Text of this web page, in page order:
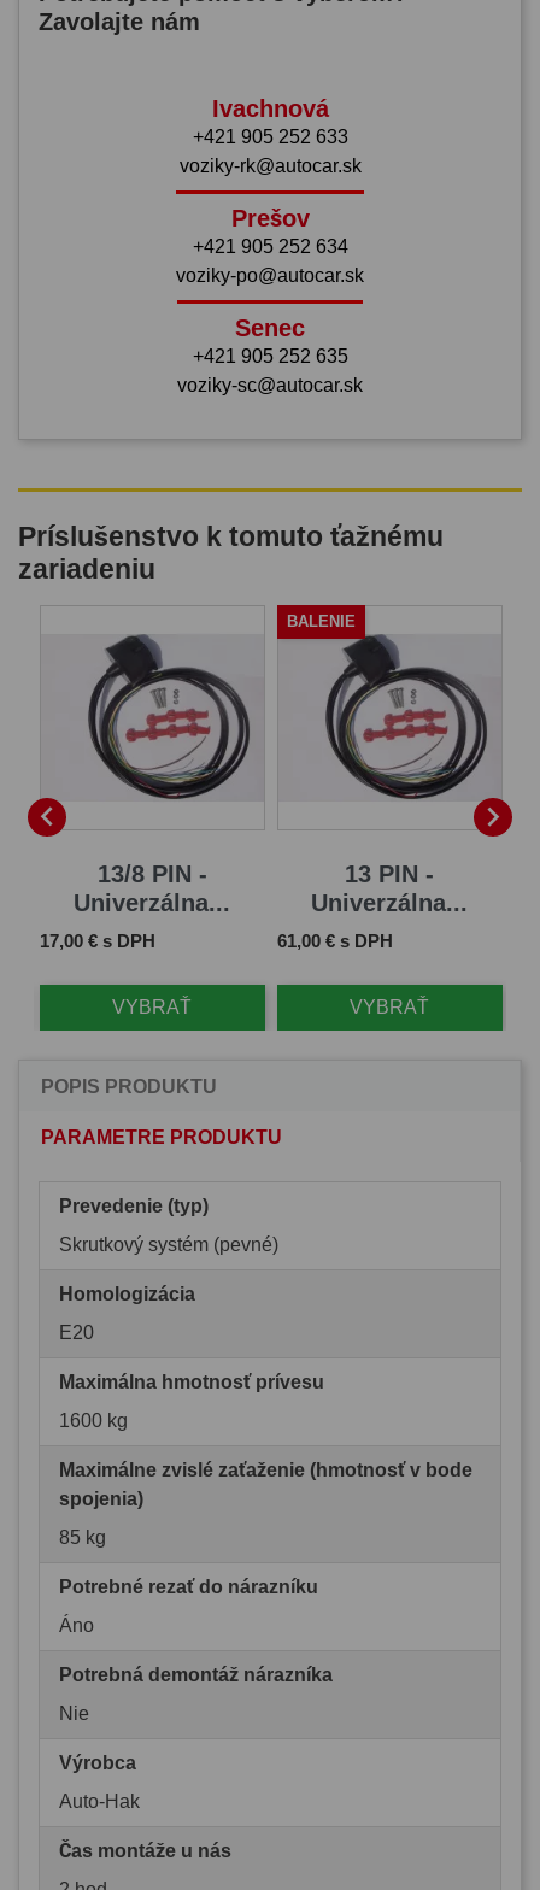
Zavolajte nám
Ivachnová
+421 905 252 633
voziky-rk@autocar.sk
Prešov
+421 905 252 634
voziky-po@autocar.sk
Senec
+421 905 252 635
voziky-sc@autocar.sk
Príslušenstvo k tomuto ťažnému
zariadeniu

13/8 PIN -
Univerzálna...
Cena
17,00 € s DPH
VYBRAŤ
13 PIN -
Univerzálna...
Cena
61,00 € s DPH
VYBRAŤ
BALENIE

POPIS PRODUKTU
PARAMETRE PRODUKTU
Prevedenie (typ)
Skrutkový systém (pevné)
Homologizácia
E20
Maximálna hmotnosť prívesu
1600 kg
Maximálne zvislé zaťaženie (hmotnosť v bode
spojenia)
85 kg
Potrebné rezať do nárazníku
Áno
Potrebná demontáž nárazníka
Nie
Výrobca
Auto-Hak
Čas montáže u nás